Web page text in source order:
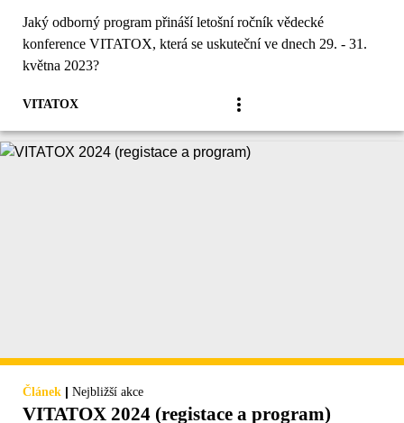
Jaký odborný program přináší letošní ročník vědecké
konference VITATOX, která se uskuteční ve dnech 29. - 31.
května 2023?
VITATOX
Článek | Nejbližší akce
VITATOX 2024 (registace a program)